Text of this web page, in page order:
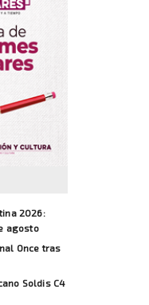
2026:
agosto
Once tras
Soldis C4